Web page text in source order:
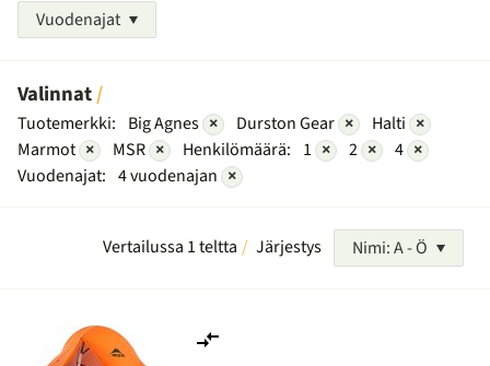
Vuodenajat
Valinnat
Tuotemerkki: Big Agnes × Durston Gear × Halti ×
Marmot × MSR × Henkilömäärä: 1 × 2 × 4 ×
Vuodenajat: 4 vuodenajan ×
Vertailussa 1 teltta Järjestys Nimi: A - Ö